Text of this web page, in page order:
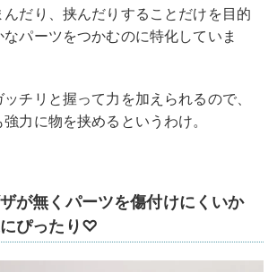
だり、挟んだりすることだけを目的
パーツをつかむのに特化していま
チリと握って力を加えられるので、
力に物を挟めるというわけ。
が無くパーツを傷付けにくいか
ぴったり♡